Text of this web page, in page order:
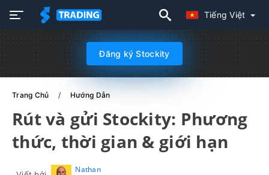
Tiếng Việt
Đăng ký Stockity
Trang Chủ Hướng Dẫn
Rút và gửi Stockity: Phương
thức, thời gian & giới hạn
Nathan